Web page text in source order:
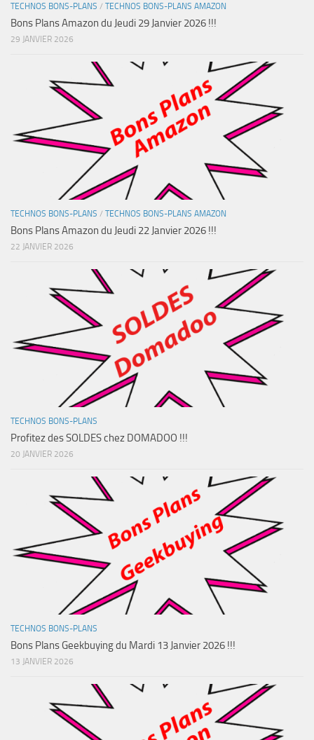
TECHNOS BONS-PLANS / TECHNOS BONS-PLANS AMAZON
Bons Plans Amazon du Jeudi 29 Janvier 2026 !!!
29 JANVIER 2026
TECHNOS BONS-PLANS / TECHNOS BONS-PLANS AMAZON
Bons Plans Amazon du Jeudi 22 Janvier 2026 !!!
22 JANVIER 2026
TECHNOS BONS-PLANS
Profitez des SOLDES chez DOMADOO !!!
20 JANVIER 2026
TECHNOS BONS-PLANS
Bons Plans Geekbuying du Mardi 13 Janvier 2026 !!!
13 JANVIER 2026